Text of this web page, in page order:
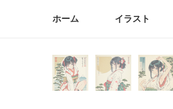
ホーム イラスト